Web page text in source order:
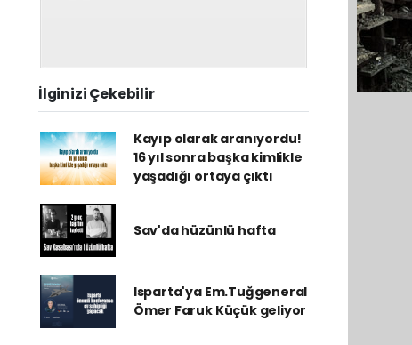
İlginizi Çekebilir
Kayıp olarak aranıyordu!
16 yıl sonra başka kimlikle
yaşadığı ortaya çıktı
Sav'da hüzünlü hafta
Isparta'ya Em.Tuğgeneral
Ömer Faruk Küçük geliyor